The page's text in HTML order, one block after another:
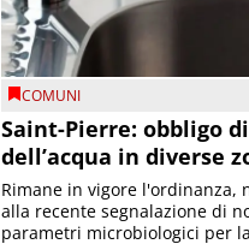
COMUNI
Saint-Pierre: obbligo
dell’acqua in diverse
Rimane in vigore l'ordinanza,
alla recente segnalazione di
parametri microbiologici per